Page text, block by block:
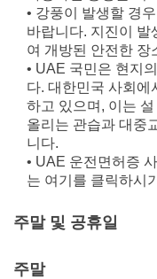
• 강풍이 발생할 경
바랍니다. 지진이 발
여 개방된 안전한 장
• UAE 국민은 현지
다. 대한민국 사회에
하고 있으며, 이는
올리는 관습과 대중
니다.
• UAE 운전면허증
는 여기를 클릭하시
주말 및 공휴일
주말